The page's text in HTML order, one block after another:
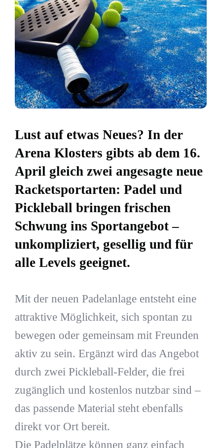
Lust auf etwas Neues? In der
Arena Klosters gibts ab dem 16.
April gleich zwei angesagte neue
Racketsportarten: Padel und
Pickleball bringen frischen
Schwung ins Sportangebot –
unkompliziert, gesellig und für
alle Levels geeignet.
Mit der neuen Padelanlage entsteht eine
attraktive Möglichkeit, sich spontan zu
bewegen oder gemeinsam mit Freunden
aktiv zu sein. Ergänzt wird das Angebot
durch zwei Pickleball-Felder, die frei
zugänglich und kostenlos nutzbar sind –
das passende Material steht ebenfalls
direkt vor Ort bereit.
Die Padelplätze können ganz einfach